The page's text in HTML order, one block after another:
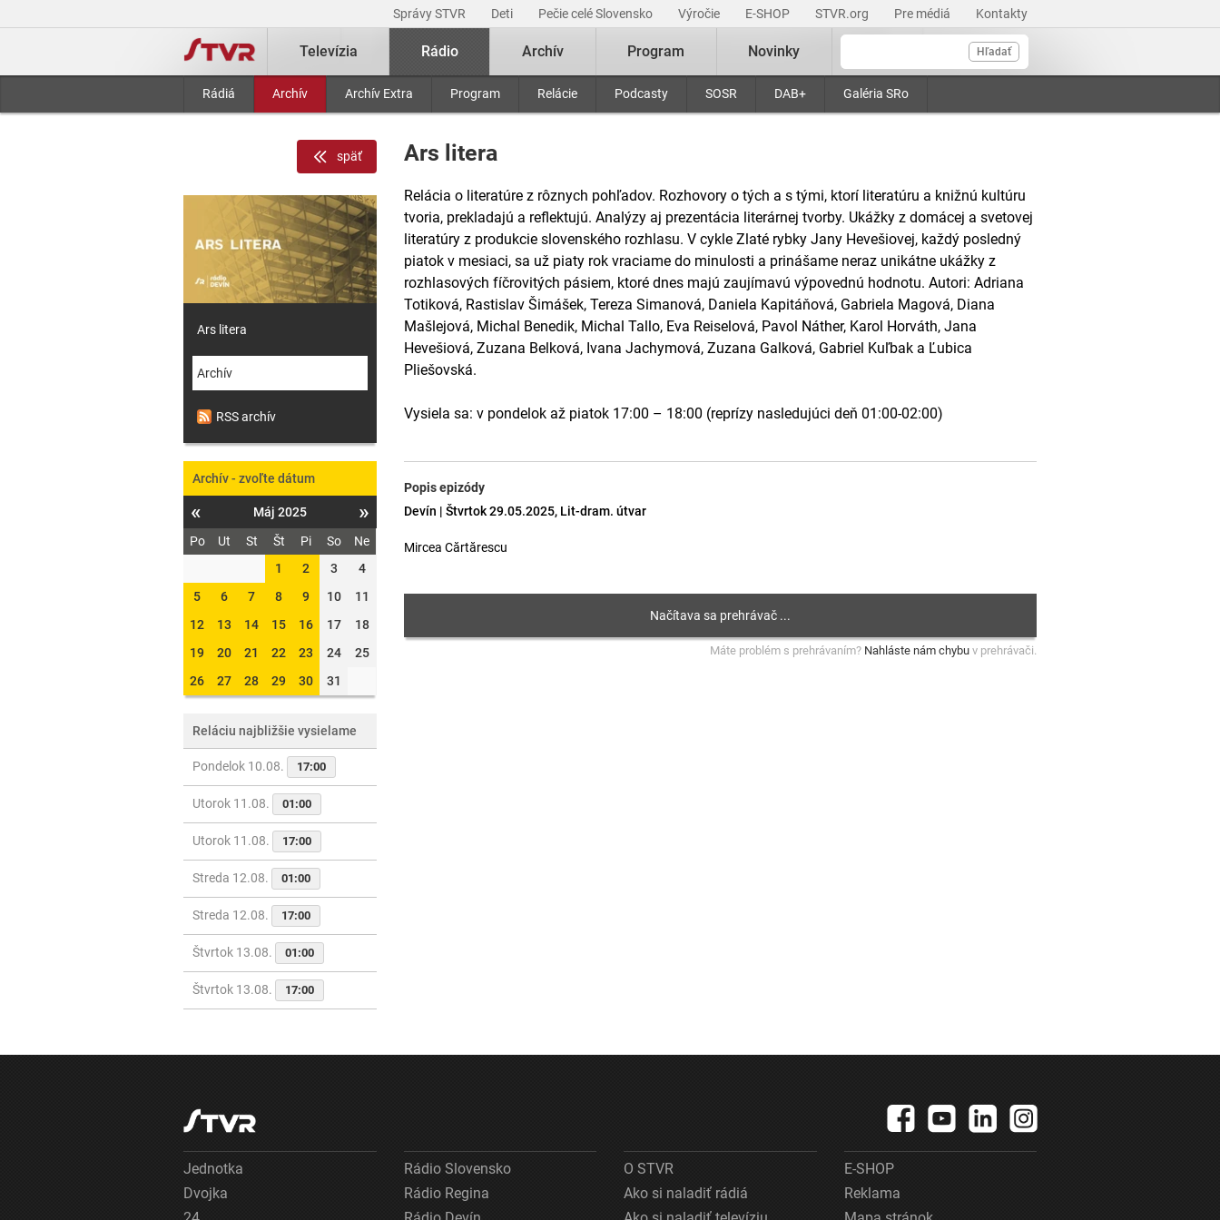
Správy STVR Deti Pečie celé Slovensko Výročie E-SHOP STVR.org Pre médiá Kontakty
Hľadať
Televízia Rádio
Rádiá Archív Archív Extra Program Relácie Podcasty SOSR DAB+ Galéria SRo
Archív Program Novinky
Ars litera
Relácia o literatúre z rôznych pohľadov. Rozhovory o tých a s tými, ktorí literatúru a knižnú kultúru
tvoria, prekladajú a reflektujú. Analýzy aj prezentácia literárnej tvorby. Ukážky z domácej a svetovej
literatúry z produkcie slovenského rozhlasu. V cykle Zlaté rybky Jany Hevešiovej, každý posledný
piatok v mesiaci, sa už piaty rok vraciame do minulosti a prinášame neraz unikátne ukážky z
rozhlasových fíčrovitých pásiem, ktoré dnes majú zaujímavú výpovednú hodnotu. Autori: Adriana
Totiková, Rastislav Šimášek, Tereza Simanová, Daniela Kapitáňová, Gabriela Magová, Diana
Mašlejová, Michal Benedik, Michal Tallo, Eva Reiselová, Pavol Náther, Karol Horváth, Jana
Hevešiová, Zuzana Belková, Ivana Jachymová, Zuzana Galková, Gabriel Kuľbak a Ľubica
Pliešovská.
Vysiela sa: v pondelok až piatok 17:00 – 18:00 (reprízy nasledujúci deň 01:00-02:00)
Popis epizódy
Devín | Štvrtok 29.05.2025, Lit-dram. útvar
Mircea Cărtărescu
Máte problém s prehrávaním? Nahláste nám chybu v prehrávači.
späť
Ars litera
Archív
RSS archív
Archív - zvoľte dátum
« Máj 2025 »
Po Ut St Št Pi So
Ne
1
2 3
4
5
6 7 8 9 10
11
12
13 14 15 16 17
18
19
20 21 22 23 24
25
26
27 28 29 30 31
Reláciu najbližšie vysielame
Pondelok 10.08. 17:00
Utorok 11.08. 01:00
Utorok 11.08. 17:00
Streda 12.08. 01:00
Streda 12.08. 17:00
Štvrtok 13.08. 01:00
Štvrtok 13.08. 17:00
Jednotka
Dvojka
Rádio Slovensko
Rádio Regina
O STVR
Ako si naladiť rádiá
E-SHOP
Reklama